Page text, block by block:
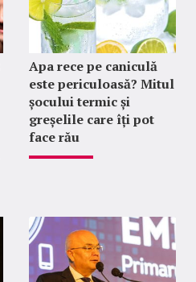
Apa rece pe caniculă
este periculoasă? Mitul
șocului termic și
greșelile care îți pot
face rău